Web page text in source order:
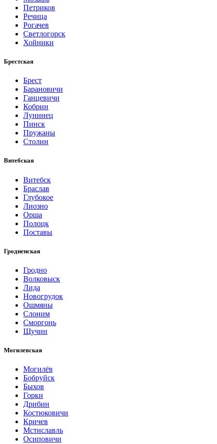
Петриков
Речица
Рогачев
Светлогорск
Хойники
Брестская
Брест
Барановичи
Ганцевичи
Кобрин
Лунинец
Пинск
Пружаны
Столин
Витебская
Витебск
Браслав
Глубокое
Лиозно
Орша
Полоцк
Поставы
Гродненская
Гродно
Волковыск
Лида
Новогрудок
Ошмяны
Слоним
Сморгонь
Щучин
Могилевская
Могилёв
Бобруйск
Быхов
Горки
Дрибин
Костюковичи
Кричев
Мстиславль
Осиповичи